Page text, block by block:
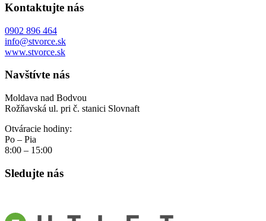
Kontaktujte nás
0902 896 464
info@stvorce.sk
www.stvorce.sk
Navštívte nás
Moldava nad Bodvou
Rožňavská ul. pri č. stanici Slovnaft
Otváracie hodiny:
Po – Pia
8:00 – 15:00
Sledujte nás